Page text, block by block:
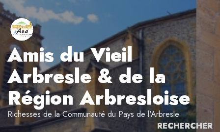
Aller
au
contenu
Amis du Vieil
Arbresle & de la
Région Arbresloise
Richesses de la Communauté du Pays de l'Arbresle.
RECHERCHER